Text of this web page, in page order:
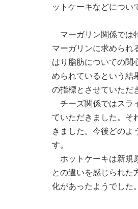
ットケーキなどについ
マーガリン関係では
マーガリンに求められ
はり脂肪についての関
められているという結
の指標とさせていただ
チーズ関係ではスラ
ていただきました。そ
きました。今後どのよ
す。
ホットケーキは新規
との違いを感じられた
化があったようでした